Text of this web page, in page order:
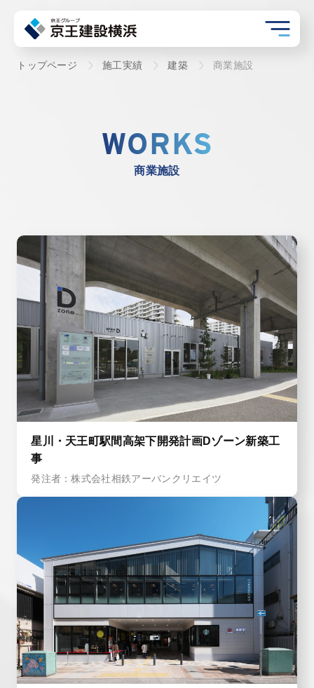
トップページ 施工実績 建築 商業施設
WORKS
商業施設
星川・天王町駅間高架下開発計画Dゾーン新築工
事
発注者：株式会社相鉄アーバンクリエイツ